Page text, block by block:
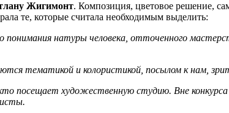
Жигимонт. Композиция, цветовое решение,
те, которые считала необходимым выделить:
понимания натуры человека, отточенного
тематикой и колористикой, посылом к нам,
посещает художественную студию. Вне